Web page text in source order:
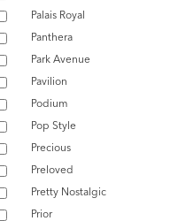
Palais Royal
Panthera
Park Avenue
Pavilion
Podium
Pop Style
Precious
Preloved
Pretty Nostalgic
Prior